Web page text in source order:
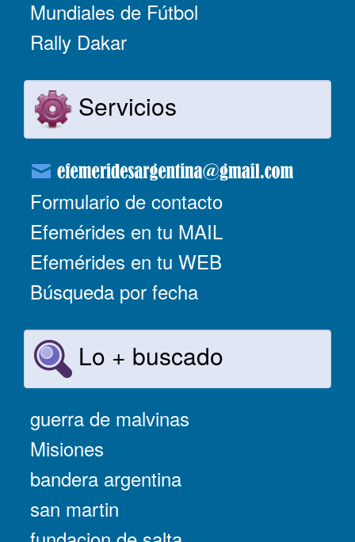
Mundiales de Fútbol
Rally Dakar
Servicios
Formulario de contacto
Efemérides en tu MAIL
Efemérides en tu WEB
Búsqueda por fecha
Lo + buscado
guerra de malvinas
Misiones
bandera argentina
san martin